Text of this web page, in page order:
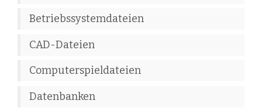
Betriebssystemdateien
CAD-Dateien
Computerspieldateien
Datenbanken